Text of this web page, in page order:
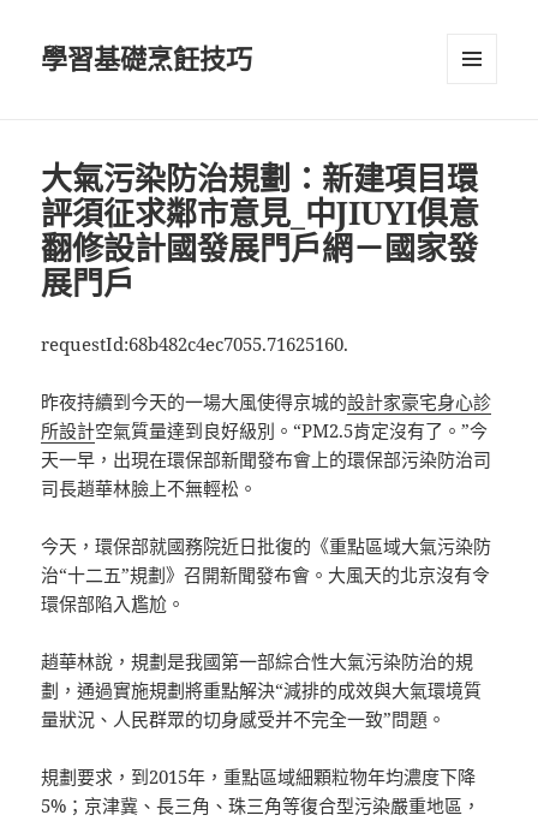
學習基礎烹飪技巧
大氣污染防治規劃：新建項目環
評須征求鄰市意見_中JIUYI俱意
翻修設計國發展門戶網－國家發
展門戶
requestId:68b482c4ec7055.71625160.
昨夜持續到今天的一場大風使得京城的設計家豪宅身心診
所設計空氣質量達到良好級別。“PM2.5肯定沒有了。”今
天一早，出現在環保部新聞發布會上的環保部污染防治司
司長趙華林臉上不無輕松。
今天，環保部就國務院近日批復的《重點區域大氣污染防
治“十二五”規劃》召開新聞發布會。大風天的北京沒有令
環保部陷入尷尬。
趙華林說，規劃是我國第一部綜合性大氣污染防治的規
劃，通過實施規劃將重點解決“減排的成效與大氣環境質
量狀況、人民群眾的切身感受并不完全一致”問題。
規劃要求，到2015年，重點區域細顆粒物年均濃度下降
5%；京津冀、長三角、珠三角等復合型污染嚴重地區，